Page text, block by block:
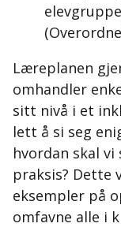
Læreplanen
omhandler
sitt nivå i et
lett å si seg
hvordan skal
praksis? Dette
eksempler på
omfavne alle i